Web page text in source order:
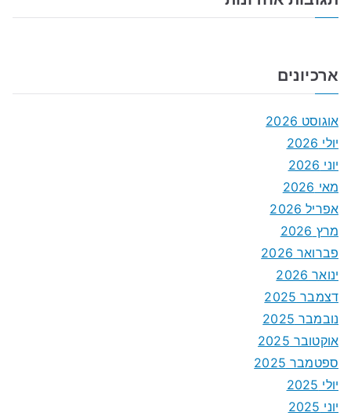
ארכיונים
אוגוסט 2026
יולי 2026
יוני 2026
מאי 2026
אפריל 2026
מרץ 2026
פברואר 2026
ינואר 2026
דצמבר 2025
נובמבר 2025
אוקטובר 2025
ספטמבר 2025
יולי 2025
יוני 2025